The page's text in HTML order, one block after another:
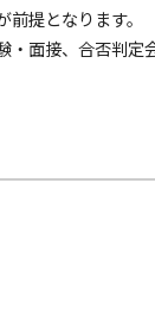
提となります。
面接、合否判定